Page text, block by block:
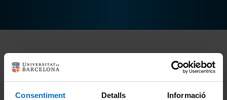
Consentiment Detalls Informació
Ordenar